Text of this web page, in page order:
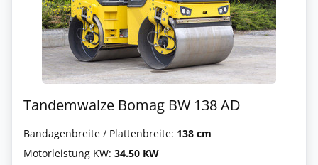
Tandemwalze Bomag BW 138 AD
Bandagenbreite / Plattenbreite: 138 cm
Motorleistung KW: 34.50 KW